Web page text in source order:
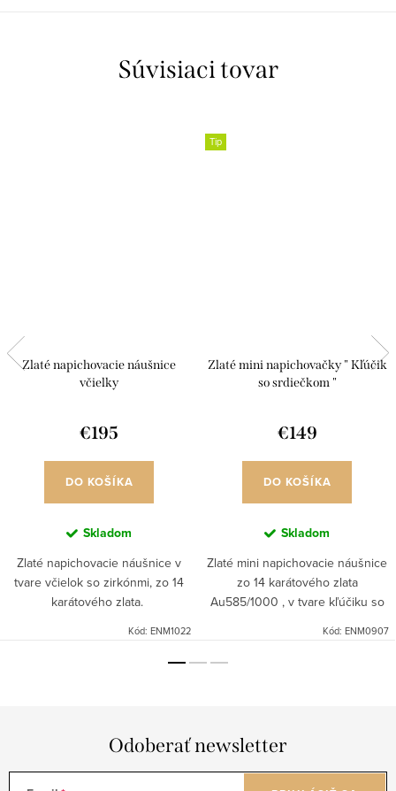
Súvisiaci tovar
Zlaté napichovacie náušnice
včielky
€195
DO KOŠÍKA
Skladom
Zlaté napichovacie náušnice v
tvare včielok so zirkónmi, zo 14
karátového zlata.
Kód: ENM1022
Tip
Zlaté mini napichovačky " Kľúčik
so srdiečkom "
€149
DO KOŠÍKA
Skladom
Zlaté mini napichovacie náušnice
zo 14 karátového zlata
Au585/1000 , v tvare kľúčiku so
Kód: ENM0907
Odoberať newsletter